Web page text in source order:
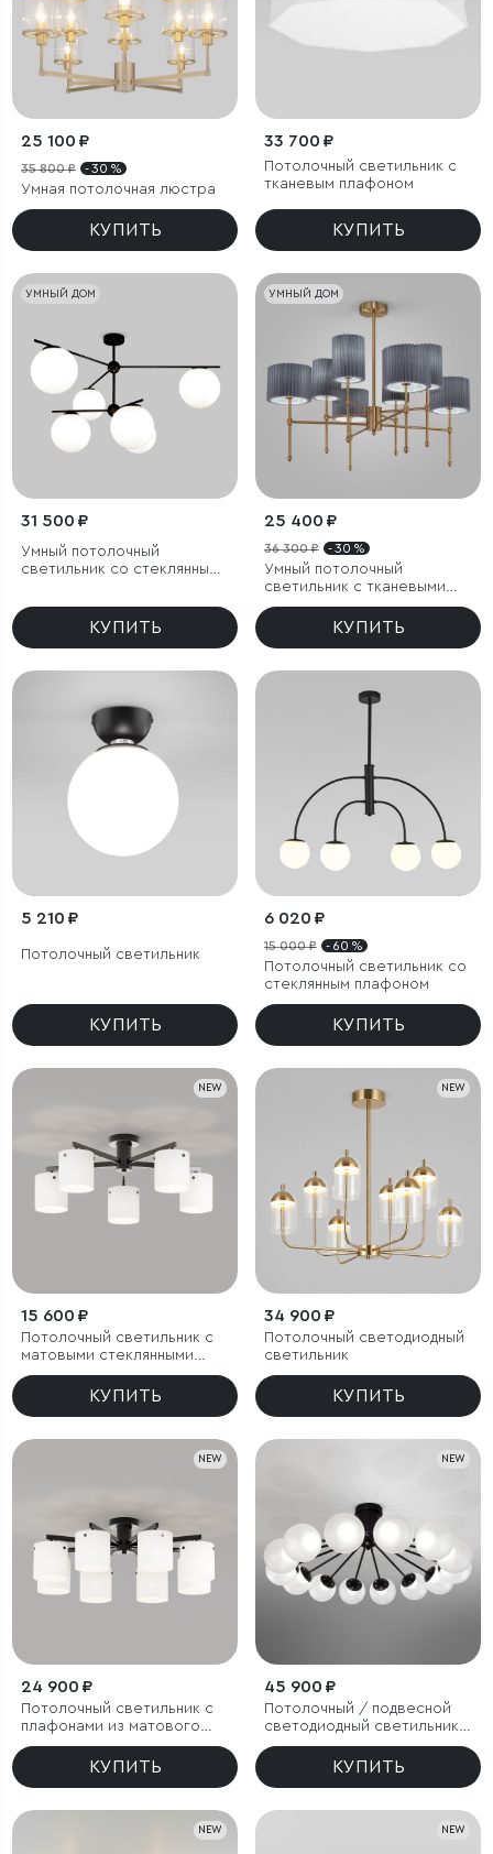
25 100 ₽
35 800 ₽ - 30 %
Умная потолочная люстра
КУПИТЬ
33 700 ₽
Потолочный светильник с
тканевым плафоном
КУПИТЬ
УМНЫЙ ДОМ
31 500 ₽
Умный потолочный
светильник со стеклянными
КУПИТЬ
УМНЫЙ ДОМ
25 400 ₽
36 300 ₽ - 30 %
Умный потолочный
светильник с тканевыми
абажурами
КУПИТЬ
5 210 ₽
Потолочный светильник
КУПИТЬ
6 020 ₽
15 000 ₽ - 60 %
Потолочный светильник со
стеклянным плафоном
КУПИТЬ
NEW
15 600 ₽
Потолочный светильник с
матовыми стеклянными
плафонами
КУПИТЬ
NEW
34 900 ₽
Потолочный светодиодный
светильник
КУПИТЬ
NEW
24 900 ₽
Потолочный светильник с
плафонами из матового
стекла
КУПИТЬ
NEW
45 900 ₽
Потолочный / подвесной
светодиодный светильник с
регулировкой цветовой
температурыКУПИТЬ
NEW NEW